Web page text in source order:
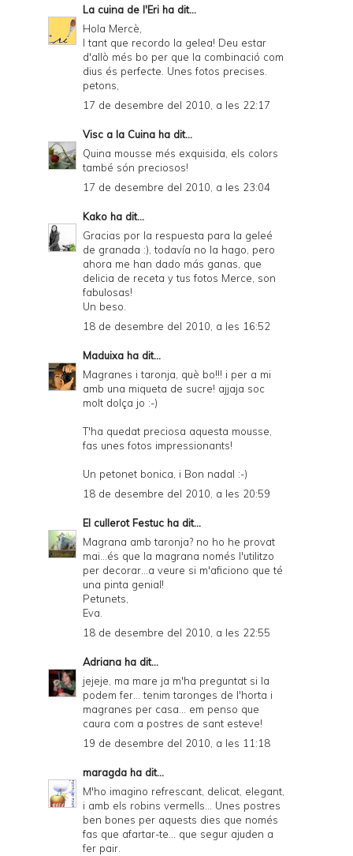
La cuina de l'Eri ha dit...
Hola Mercè,
I tant que recordo la gelea! Deu estar
d'allò més bo per que la combinació com
dius és perfecte. Unes fotos precises.
petons,
17 de desembre del 2010, a les 22:17
Visc a la Cuina ha dit...
Quina mousse més exquisida, els colors
també són preciosos!
17 de desembre del 2010, a les 23:04
Kako ha dit...
Gracias por la respuesta para la geleé
de granada :), todavía no la hago, pero
ahora me han dado más ganas, que
delicia de receta y tus fotos Merce, son
fabulosas!
Un beso.
18 de desembre del 2010, a les 16:52
Maduixa ha dit...
Magranes i taronja, què bo!!! i per a mi
amb una miqueta de sucre! ajjaja soc
molt dolça jo :-)
T'ha quedat preciosa aquesta mousse,
fas unes fotos impressionants!
Un petonet bonica, i Bon nadal :-)
18 de desembre del 2010, a les 20:59
El cullerot Festuc ha dit...
Magrana amb taronja? no ho he provat
mai...és que la magrana només l'utilitzo
per decorar...a veure si m'aficiono que té
una pinta genial!
Petunets,
Eva.
18 de desembre del 2010, a les 22:55
Adriana ha dit...
jejeje, ma mare ja m'ha preguntat si la
podem fer... tenim taronges de l'horta i
magranes per casa... em penso que
caura com a postres de sant esteve!
19 de desembre del 2010, a les 11:18
maragda ha dit...
M'ho imagino refrescant, delicat, elegant,
i amb els robins vermells... Unes postres
ben bones per aquests dies que només
fas que afartar-te... que segur ajuden a
fer pair.